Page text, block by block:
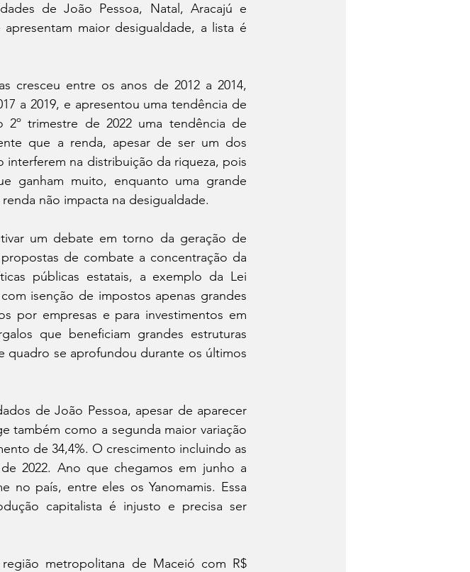
de João Pessoa, Natal, Aracajú e
maior desigualdade, a lista é
cresceu entre os anos de 2012 a 2014,
a 2019, e apresentou uma tendência de
trimestre de 2022 uma tendência de
que a renda, apesar de ser um dos
na distribuição da riqueza, pois
ganham muito, enquanto uma grande
não impacta na desigualdade.
um debate em torno da geração de
de combate a concentração da
públicas estatais, a exemplo da Lei
isenção de impostos apenas grandes
por empresas e para investimentos em
que beneficiam grandes estruturas
quadro se aprofundou durante os últimos
de João Pessoa, apesar de aparecer
também como a segunda maior variação
de 34,4%. O crescimento incluindo as
2022. Ano que chegamos em junho a
no país, entre eles os Yanomamis. Essa
capitalista é injusto e precisa ser
metropolitana de Maceió com R$